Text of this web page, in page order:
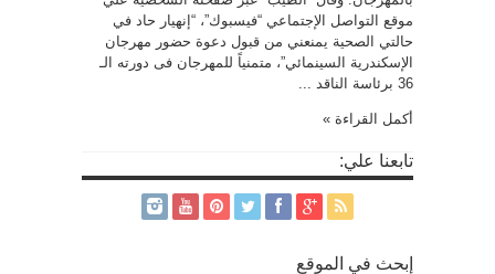
موقع التواصل الإجتماعي “فيسبوك”، “إنهيار حاد في
حالتي الصحية يمنعني من قبول دعوة حضور مهرجان
الإسكندرية السينمائي”، متمنياً للمهرجان فى دورته الـ
36 برئاسة الناقد ...
أكمل القراءة »
تابعنا علي:
إبحث في الموقع